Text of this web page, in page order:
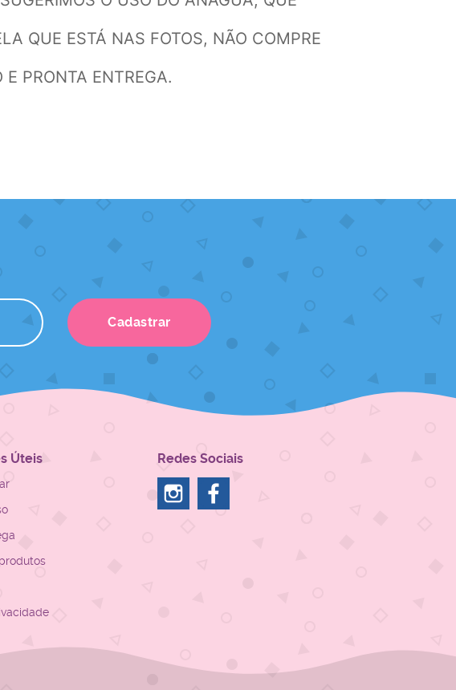
QUE ESTÁ NAS FOTOS, NÃO COMPRE
PRONTA ENTREGA.
Cadastrar
Úteis Redes Sociais